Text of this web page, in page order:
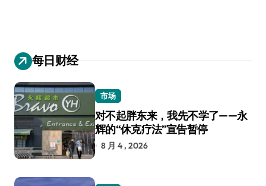
每日财经
市场
对不起胖东来，我先不学了——永
辉的“休克疗法”宣告暂停
8 月 4 , 2026